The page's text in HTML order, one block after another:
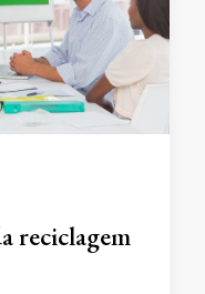
reciclagem